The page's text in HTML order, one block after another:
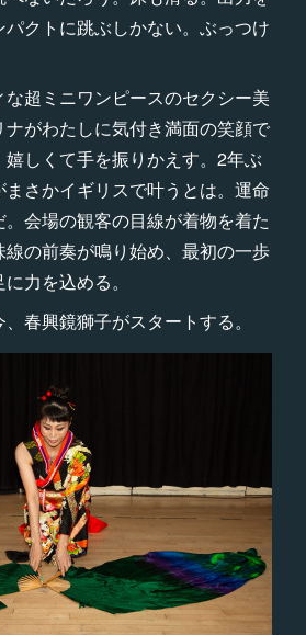
クトに跳ぶしかない。ぶっつけ
超ミニワンピースのセクシー美
がわたしに気付き満面の笑顔で
しくて手を振りかえす。2年ぶ
まさかイギリスで叶うとは。運命
会場の観客の目線が着物を着た
の前奏が鳴り始め、最初の一歩
力を込める。
春興鏡獅子がスタートする。